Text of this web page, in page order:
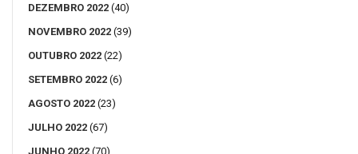
DEZEMBRO 2022 (40)
NOVEMBRO 2022 (39)
OUTUBRO 2022 (22)
SETEMBRO 2022 (6)
AGOSTO 2022 (23)
JULHO 2022 (67)
JUNHO 2022 (70)